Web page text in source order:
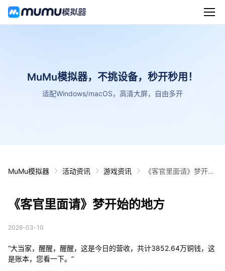
MuMu模拟器，不挑设备，秒开秒用！
适配Windows/macOS，高清大屏，自由多开
MuMu模拟器 活动资讯 游戏资讯
《客官里面请》梦开始
《客官里面请》梦开始的地方
2026-03-10
“大当家，醒醒，醒醒，这是今日的营收，共计3852.64万铜钱，这
是账本，您看一下。”